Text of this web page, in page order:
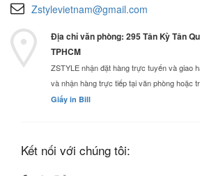
Zstylevietnam@gmail.com
Địa chỉ văn phòng: 295 Tân Kỳ Tân
TPHCM
ZSTYLE nhận đặt hàng trực tuyến và giao
và nhận hàng trực tiếp tại văn phòng hoặc
Giấy in Bill
Kết nối với chúng tôi: